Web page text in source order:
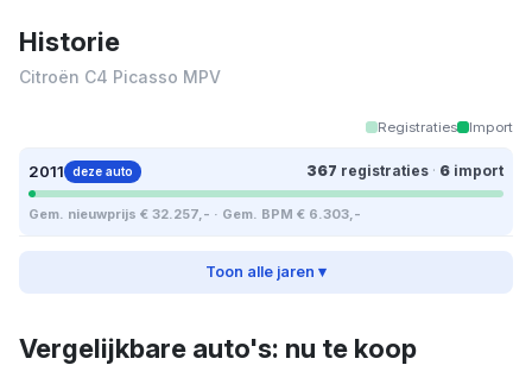
Historie
Citroën C4 Picasso MPV
Registraties Import
2011 deze auto 367 registraties · 6 import
Gem. nieuwprijs € 32.257,- · Gem. BPM € 6.303,-
Toon alle jaren ▾
Vergelijkbare auto's: nu te koop